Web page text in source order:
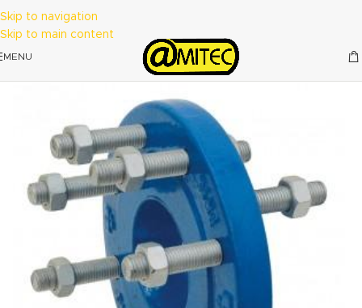
Skip to navigation
Skip to main content
MENU